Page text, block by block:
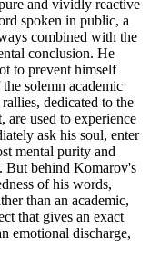
and vividly reactive
spoken in public, a
combined with the
conclusion. He
to prevent himself
solemn academic
dedicated to the
are used to experience
ask his soul, enter
mental purity and
But behind Komarov's
of his words,
than an academic,
that gives an exact
emotional discharge,